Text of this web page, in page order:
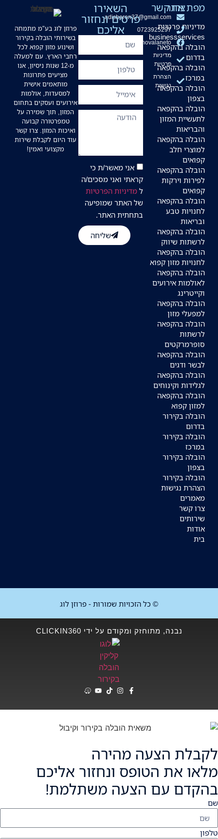
פרוזן לוג בע"מ מתמחה
בשירותי הובלה בקירור
ושינוע מזון קפוא לכל
רחבי הארץ. עם למעלה
מ-12 שנות ניסיון, אנו
מציעים פתרונות
מותאמים אישית
למסעדות, אולמות
אירועים ועסקים בתחום
המזון, תוך שמירה על
טמפרטורה קבועה
ואיכות המזון. צרו קשר
עוד היום לקבלת שירות
מקצועי ואמין!
מפת אתר
מדיניות פרטיות
businessservices
הובלה בהקפאה
בדרום
הובלה בהקפאה
במרכז
הובלה בהקפאה
בצפון
הובלה בהקפאה
לתעשיית המזון
והבריאות
הובלה בהקפאה
למוצרי חלב
קפואים
הובלה בהקפאה
לפירות וירקות
קפואים
הובלה בהקפאה
לחנויות טבע
ובריאות
הובלה בהקפאה
לרשתות שיווק
הובלה בהקפאה
לחנויות מזון קפוא
הובלה בהקפאה
לאולמות אירועים
וקייטרינג
הובלה בהקפאה
למפעלי מזון
הובלה בהקפאה
לרשתות
סופרמרקטים
הובלה בהקפאה
לבשר ודגים
הובלה בהקפאה
לגלידות וקינוחים
הובלה בהקפאה
למזון קפוא
הובלה בקירור
בדרום
הובלה בקירור
במרכז
הובלה בקירור
בצפון
הובלה בקירור
הצהרת נגישות
מאמרים
צרו קשר
שירותים
אודות
בית
צרו קשר
adisharon37@gmail.com
0723925297
hovalaneto
מדיניות
פרטיות
הצהרת
נגישות
השאירו
פרטים ונחזור
אליכם
אני מאשר/ת כי
קראתי ואני מסכים/ה
ל מדיניות הפרטיות
של האתר שמופיעה
בתחתית האתר.
שליחה
© כל הזכויות שמורות - פרוזן לוג
נבנה, מתוחזק ומקודם על ידי CLICKIN360
לקבלת הצעה מהירה
מלאו את הטופס ונחזור אליכם
בהקדם עם הצעה משתלמת!
שם
טלפון